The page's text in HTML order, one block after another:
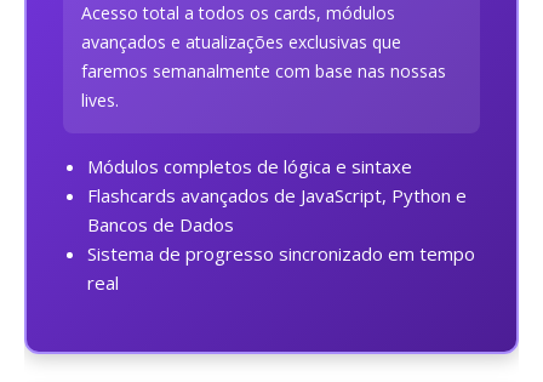
Acesso total a todos os cards, módulos
avançados e atualizações exclusivas que
faremos semanalmente com base nas nossas
lives.
Módulos completos de lógica e sintaxe
Flashcards avançados de JavaScript, Python e
Bancos de Dados
Sistema de progresso sincronizado em tempo
real